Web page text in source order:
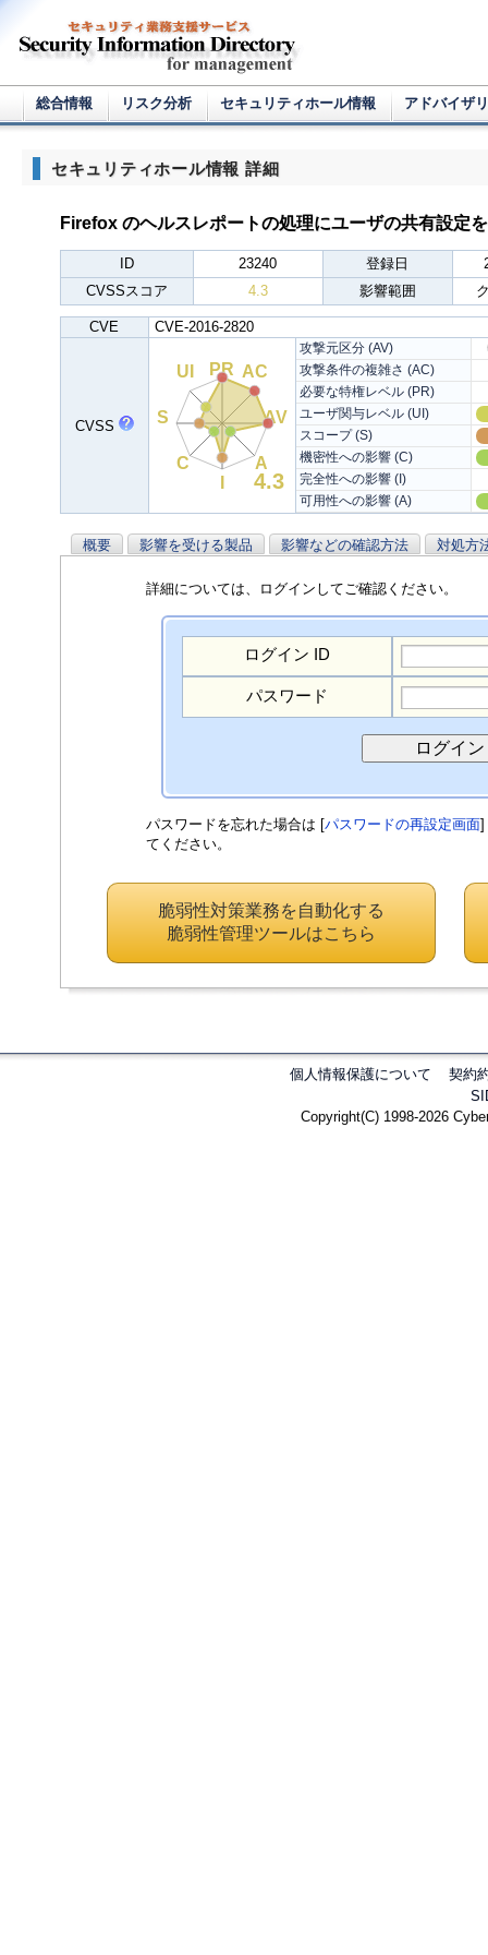
総合情報 リスク分析 セキュリティホール情報 アドバイザ
セキュリティホール情報 詳細
Firefox のヘルスレポートの処理にユーザの共有設定
ID 23240 登録日
CVSSスコア
4.3 影響範囲
CVE CVE-2016-2820
CVSS
4.3
PR
UI
S
C A
AV
AC
攻撃元区分 (AV)
攻撃条件の複雑さ (AC)
必要な特権レベル (PR)
ユーザ関与レベル (UI)
スコープ (S)
機密性への影響 (C)
完全性への影響 (I)
可用性への影響 (A)
概要 影響を受ける製品 影響などの確認方法 対処方
詳細については、ログインしてご確認ください。
ログイン ID
パスワード
パスワードを忘れた場合は [パスワードの再設定画面]
てください。
脆弱性対策業務を自動化する
脆弱性管理ツールはこちら
個人情報保護について
契約
Copyright(C) 1998-2026